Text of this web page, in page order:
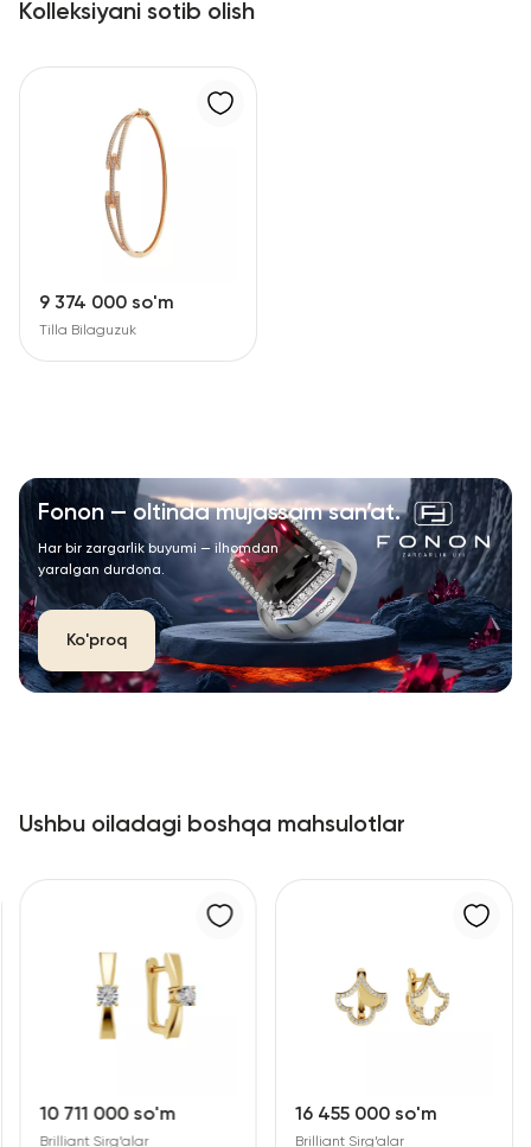
Kolleksiyani sotib olish
9 374 000 so'm
Tilla Bilaguzuk
Fonon — oltinda mujassam san’at.
Har bir zargarlik buyumi — ilhomdan
yaralgan durdona.
Ko'proq
Ushbu oiladagi boshqa mahsulotlar
10 711 000 so'm
Brilliant Sirg‘alar
16 455 000 so'm
Brilliant Sirg‘alar